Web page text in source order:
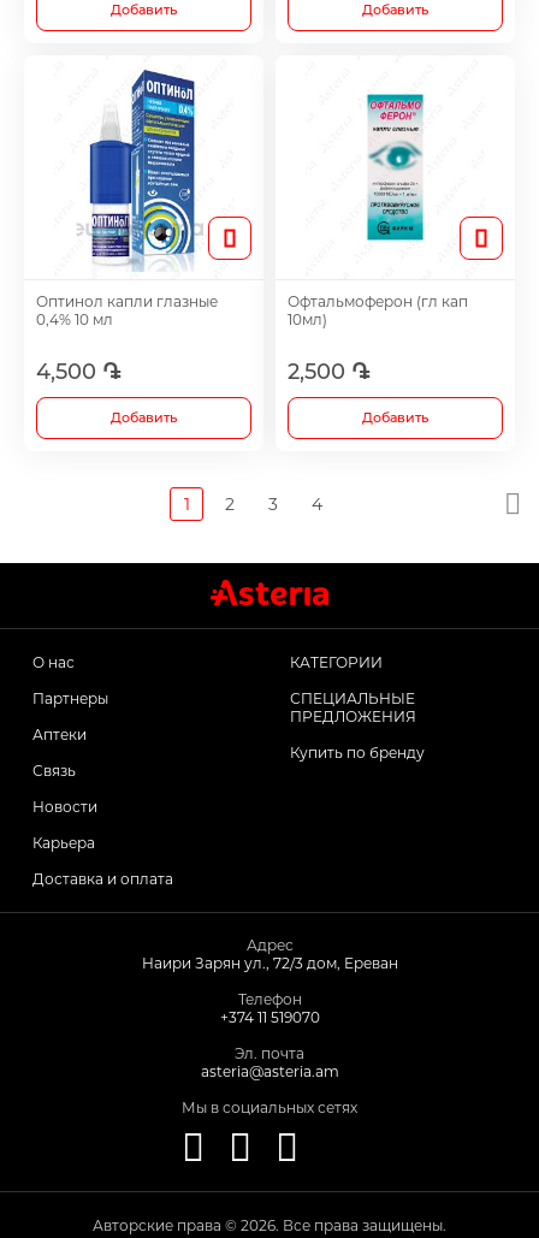
Добавить Добавить
Оптинол капли глазные
0,4% 10 мл
4,500 ֏
Добавить
Офтальмоферон (гл кап
10мл)
2,500 ֏
Добавить
1 2 3 4
КАТЕГОРИИ
СПЕЦИАЛЬНЫЕ
ПРЕДЛОЖЕНИЯ
Купить по бренду
О нас
Партнеры
Аптеки
Связь
Новости
Карьера
Доставка и оплата
Адрес
Наири Зарян ул., 72/3 дом, Ереван
Телефон
+374 11 519070
Эл. почта
asteria@asteria.am
Мы в социальных сетях
Авторские права © 2026. Все права защищены.